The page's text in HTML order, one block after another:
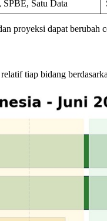
Satu Data
proyeksi dapat berubah
tiap bidang